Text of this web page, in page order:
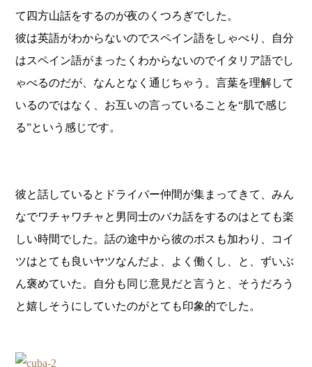
て四方山話をするのが夜のくつろぎでした。
彼は英語がわからないのでスペイン語をしゃべり、自分
はスペイン語がまったくわからないのでイタリア語でし
ゃべるのだが、なんとなく通じちゃう。言葉を理解して
いるのではなく、お互いの言っていることを“肌で感じ
る”という感じです。
彼と話しているとドライバー仲間が集まってきて、みん
なでワチャワチャと男同士のバカ話をするのはとても楽
しい時間でした。話の途中から彼のボスも加わり、コイ
ツはとても良いヤツなんだよ、よく働くし、と、ずいぶ
ん褒めていた。自分も同じ意見だと言うと、そうだろう
と嬉しそうにしていたのがとても印象的でした。